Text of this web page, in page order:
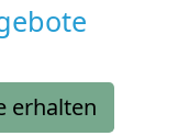
erhalten